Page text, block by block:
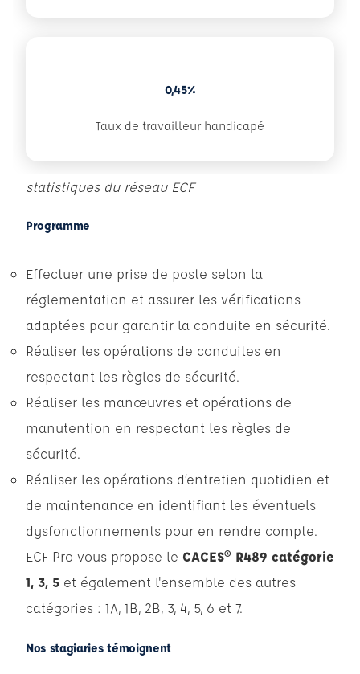
0,45%
Taux de travailleur handicapé
statistiques du réseau ECF
Programme
Effectuer une prise de poste selon la
réglementation et assurer les vérifications
adaptées pour garantir la conduite en sécurité.
Réaliser les opérations de conduites en
respectant les règles de sécurité.
Réaliser les manœuvres et opérations de
manutention en respectant les règles de
sécurité.
Réaliser les opérations d’entretien quotidien et
de maintenance en identifiant les éventuels
dysfonctionnements pour en rendre compte.
ECF Pro vous propose le CACES® R489 catégorie
1, 3, 5 et également l'ensemble des autres
catégories : 1A, 1B, 2B, 3, 4, 5, 6 et 7.
Nos stagiaries témoignent